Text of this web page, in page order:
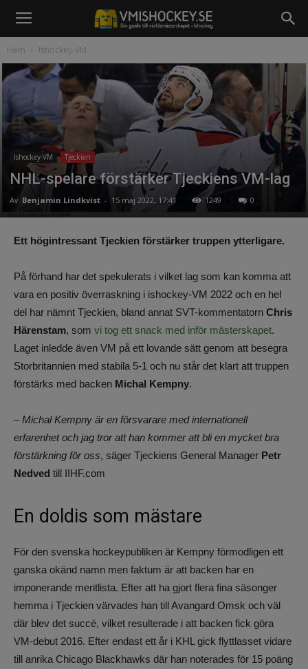
Hem Ishockey-VM
Ishockey-VM Tjeckien
NHL-spelare förstärker Tjeckiens VM-lag
Av Benjamin Lindkvist - 15 maj 2022, 17:41 1249 0
Ett högintressant Tjeckien förstärker truppen ytterligare.
På förhand har det spekulerats i vilket lag som kan komma att
vara en positiv överraskning i ishockey-VM 2022 och en hel
del har nämnt Tjeckien, bland annat SVT-kommentatorn Chris
Härenstam, som vi tog ett snack med inför mästerskapet.
Laget inledde även VM på ett lovande sätt genom att besegra
Storbritannien med stabila 5-1 och nu står det klart att truppen
förstärks med backen Michal Kempny.
–Michal Kempny är en försvarare med internationell
erfarenhet och jag tror att han kommer att bli en mycket bra
förstärkning för oss, säger Tjeckiens General Manager Petr
Nedved till IIHF.com
En doldis som mästare
För den svenska hockeypubliken är Kempny förmodligen ett
ganska okänd namn men faktum är att backen har en
imponerande meritlista. Efter att ha gjort flera fina säsonger
hemma i Tjeckien värvades han till Avangard Omsk och väl
där blev det succé, vilket resulterade i att backen fick göra
VM-debut 2016. Efter endast ett år i KHL gick flyttlasset vidare
till anrika Chicago Blackhawks där han noterades för 15 poäng